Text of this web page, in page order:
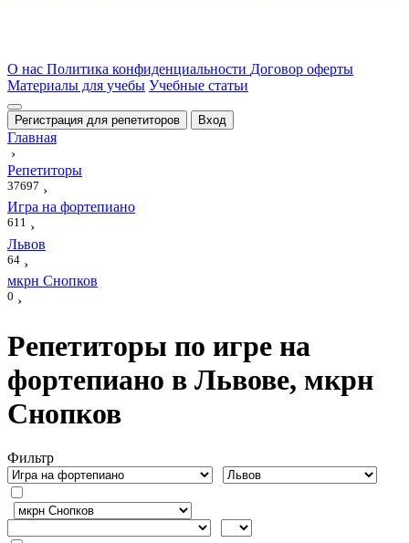
О нас Политика конфиденциальности Договор оферты
Материалы для учебы Учебные статьи
Регистрация для репетиторов Вход
Главная
›
Репетиторы
37697 ›
Игра на фортепиано
611 ›
Львов
64 ›
мкрн Снопков
0 ›
Репетиторы по игре на
фортепиано в Львове, мкрн
Снопков
Фильтр